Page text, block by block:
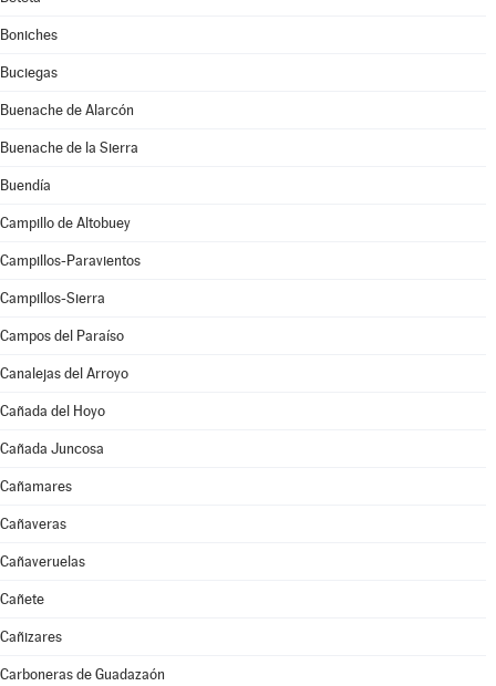
Boniches
Buciegas
Buenache de Alarcón
Buenache de la Sierra
Buendía
Campillo de Altobuey
Campillos-Paravientos
Campillos-Sierra
Campos del Paraíso
Canalejas del Arroyo
Cañada del Hoyo
Cañada Juncosa
Cañamares
Cañaveras
Cañaveruelas
Cañete
Cañizares
Carboneras de Guadazaón